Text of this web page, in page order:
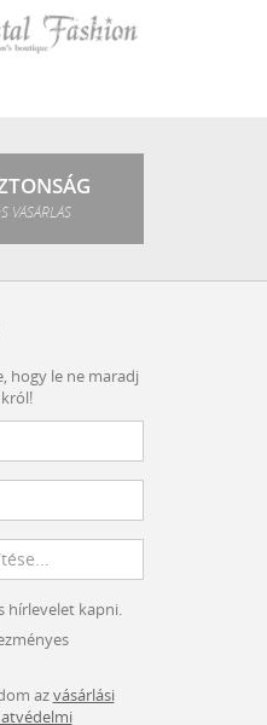
VÁSÁRLÁS
hogy le ne maradj
hírlevelet kapni.
azvásárlási